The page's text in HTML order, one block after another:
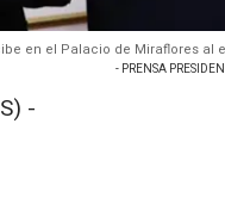
en el Palacio de Miraflores al
- PRENSA
-